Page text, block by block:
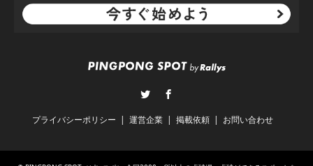
プライバシーポリシー 運営企業 掲載依頼 お問い合わせ